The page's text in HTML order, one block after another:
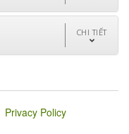
CHI TIẾT
Privacy Policy